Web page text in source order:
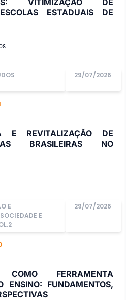
VITIMIZAÇÃO DE
ESTADUAIS DE
29/07/2026
E REVITALIZAÇÃO DE
BRASILEIRAS NO
E
E
29/07/2026
FERRAMENTA
ENSINO: FUNDAMENTOS,